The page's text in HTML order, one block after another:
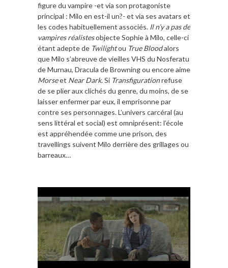
figure du vampire -et via son protagoniste
principal : Milo en est-il un?- et via ses avatars et
les codes habituellement associés. Il n’y a pas de
vampires réalistesobjecte Sophie à Milo, celle-ci
étant adepte de Twilightou True Bloodalors
que Milo s’abreuve de vieilles VHS du Nosferatu
de Murnau, Dracula de Browning ou encore aime
Morseet Near Dark. Si Transfigurationrefuse
de se plier aux clichés du genre, du moins, de se
laisser enfermer par eux, il emprisonne par
contre ses personnages. L’univers carcéral (au
sens littéral et social) est omniprésent: l’école
est appréhendée comme une prison, des
travellings suivent Milo derrière des grillages ou
barreaux…